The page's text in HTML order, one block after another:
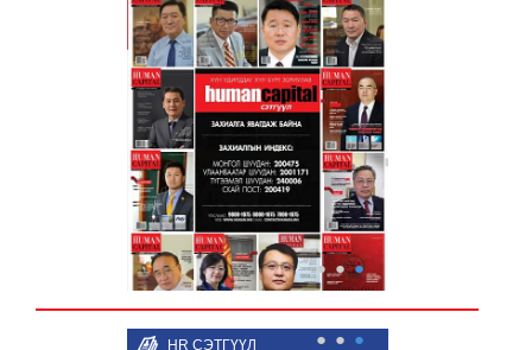
● ● ●
HR СЭТГҮҮЛ ● ● ●